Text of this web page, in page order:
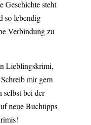
Geschichte steht
so lebendig
Verbindung zu
Lieblingskrimi,
mir gern
selbst bei der
neue Buchtipps